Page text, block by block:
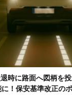
時に路面へ図柄を
！保安基準改正の